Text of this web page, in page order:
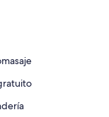
aire libre, sillones